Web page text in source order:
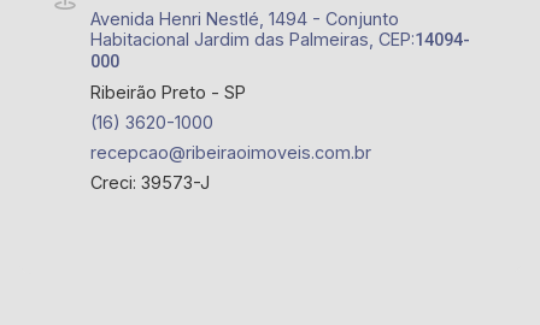
Avenida Henri Nestlé, 1494 - Conjunto
Habitacional Jardim das Palmeiras, CEP:14094-
000
Ribeirão Preto - SP
(16) 3620-1000
recepcao@ribeiraoimoveis.com.br
Creci: 39573-J